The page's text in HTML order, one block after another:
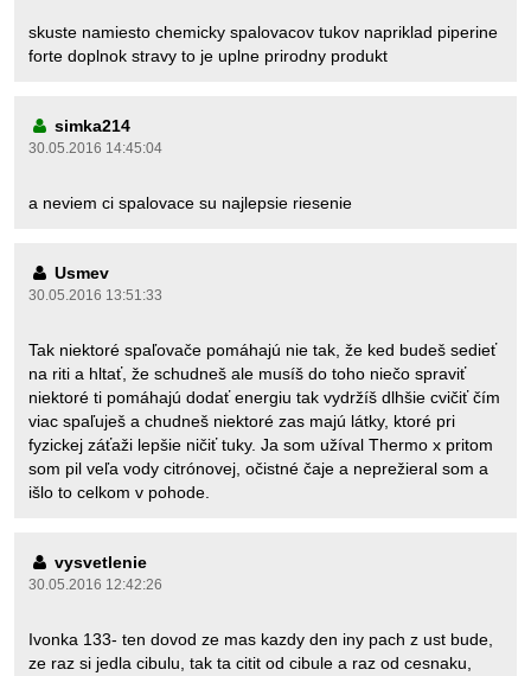
skuste namiesto chemicky spalovacov tukov napriklad piperine
forte doplnok stravy to je uplne prirodny produkt
simka214
30.05.2016 14:45:04
a neviem ci spalovace su najlepsie riesenie
Usmev
30.05.2016 13:51:33
Tak niektoré spaľovače pomáhajú nie tak, že ked budeš sedieť
na riti a hltať, že schudneš ale musíš do toho niečo spraviť
niektoré ti pomáhajú dodať energiu tak vydržíš dlhšie cvičiť čím
viac spaľuješ a chudneš niektoré zas majú látky, ktoré pri
fyzickej záťaži lepšie ničiť tuky. Ja som užíval Thermo x pritom
som pil veľa vody citrónovej, očistné čaje a neprežieral som a
išlo to celkom v pohode.
vysvetlenie
30.05.2016 12:42:26
Ivonka 133- ten dovod ze mas kazdy den iny pach z ust bude,
ze raz si jedla cibulu, tak ta citit od cibule a raz od cesnaku,